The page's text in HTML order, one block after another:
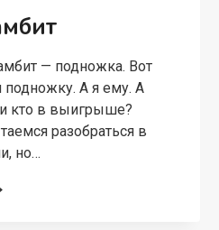
— подножка. Вот
А я ему. А
кто в выигрыше?
разобраться в
но…